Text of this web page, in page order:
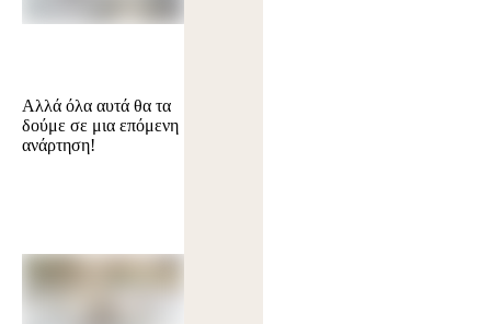
Αλλά όλα αυτά θα τα
δούμε σε μια επόμενη
ανάρτηση!